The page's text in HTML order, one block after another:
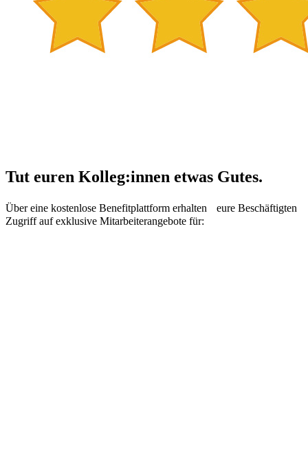
Tut euren Kolleg:innen etwas Gutes.
Über eine kostenlose Benefitplattform erhalten eure Beschäftigten
Zugriff auf exklusive Mitarbeiterangebote für: